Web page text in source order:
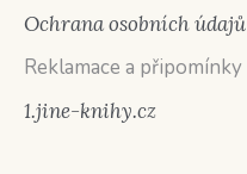
Ochrana osobních údajů
Reklamace a připomínky
1.jine-knihy.cz